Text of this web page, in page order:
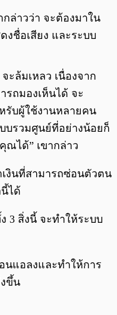
ล่าวว่า จะต้องมาใน
ชื่อเสียง และระบบ
ะล้มเหลว เนื่องจาก
รถมองเห็นได้ จะ
รับผู้ใช้งานหลายคน
บรวมศูนย์ที่อย่างน้อยก็
ณได้” เขากล่าว
เงินที่สามารถซ่อนตัวตน
ได้
3 สิ่งนี้ จะทำให้ระบบ
นแอลงและทำให้การ
ขึ้น